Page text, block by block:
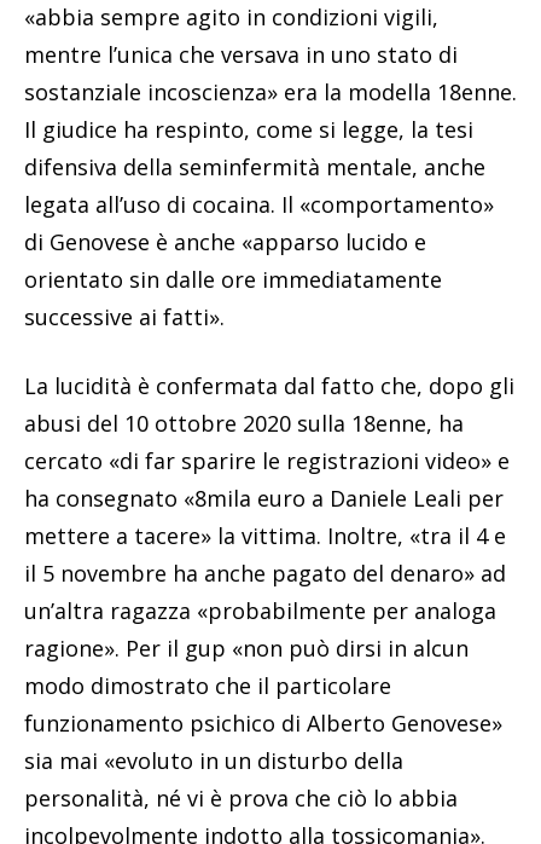
«abbia sempre agito in condizioni vigili,
mentre l’unica che versava in uno stato di
sostanziale incoscienza» era la modella 18enne.
Il giudice ha respinto, come si legge, la tesi
difensiva della seminfermità mentale, anche
legata all’uso di cocaina. Il «comportamento»
di Genovese è anche «apparso lucido e
orientato sin dalle ore immediatamente
successive ai fatti».
La lucidità è confermata dal fatto che, dopo gli
abusi del 10 ottobre 2020 sulla 18enne, ha
cercato «di far sparire le registrazioni video» e
ha consegnato «8mila euro a Daniele Leali per
mettere a tacere» la vittima. Inoltre, «tra il 4 e
il 5 novembre ha anche pagato del denaro» ad
un’altra ragazza «probabilmente per analoga
ragione». Per il gup «non può dirsi in alcun
modo dimostrato che il particolare
funzionamento psichico di Alberto Genovese»
sia mai «evoluto in un disturbo della
personalità, né vi è prova che ciò lo abbia
incolpevolmente indotto alla tossicomania».